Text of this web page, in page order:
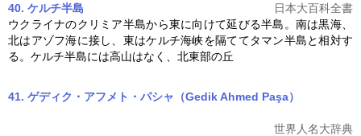
40. ケルチ半島
日本大百科全書
ウクライナのクリミア半島から東に向けて延びる半島。南は黒海、
北はアゾフ海に接し、東はケルチ海峡を隔ててタマン半島と相対す
る。ケルチ半島には高山はなく、北東部の丘
41. ゲディク・アフメト・パシャ（Gedik Ahmed Paşa）
世界人名大辞典